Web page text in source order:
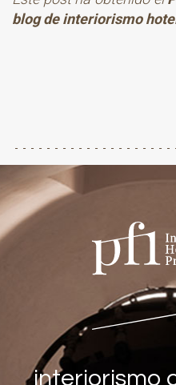
blog de interiorismo
interiorismo